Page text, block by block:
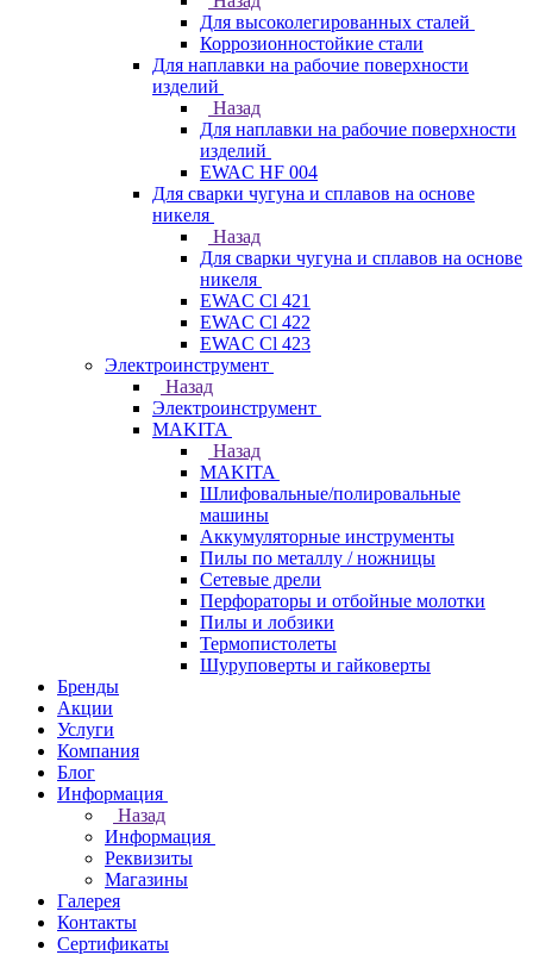
Для высоколегированных сталей
Коррозионностойкие стали
Для наплавки на рабочие поверхности
изделий
Назад
Для наплавки на рабочие поверхности
изделий
EWAC HF 004
Для сварки чугуна и сплавов на основе
никеля
Назад
Для сварки чугуна и сплавов на основе
никеля
EWAC Cl 421
EWAC Cl 422
EWAC Cl 423
Электроинструмент
Назад
Электроинструмент
МAKITA
Назад
МAKITA
Шлифовальные/полировальные
машины
Аккумуляторные инструменты
Пилы по металлу / ножницы
Сетевые дрели
Перфораторы и отбойные молотки
Пилы и лобзики
Термопистолеты
Шуруповерты и гайковерты
Бренды
Акции
Услуги
Компания
Блог
Информация
Назад
Информация
Реквизиты
Магазины
Галерея
Контакты
Сертификаты